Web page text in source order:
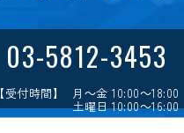
03-5812-3453
【受付時間】 月～金 10:00～18:00
土曜日 10:00～16:00